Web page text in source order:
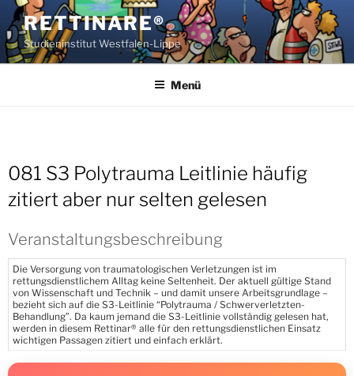
Zum
Inhalt
springen
RETTINARE®
Studieninstitut Westfalen-Lippe
Menü
081 S3 Polytrauma Leitlinie häufig
zitiert aber nur selten gelesen
Veranstaltungsbeschreibung
Die Versorgung von traumatologischen Verletzungen ist im
rettungsdienstlichem Alltag keine Seltenheit. Der aktuell gültige Stand
von Wissenschaft und Technik – und damit unsere Arbeitsgrundlage –
bezieht sich auf die S3-Leitlinie “Polytrauma / Schwerverletzten-
Behandlung”. Da kaum jemand die S3-Leitlinie vollständig gelesen hat,
werden in diesem Rettinar® alle für den rettungsdienstlichen Einsatz
wichtigen Passagen zitiert und einfach erklärt.